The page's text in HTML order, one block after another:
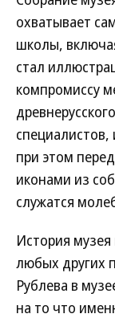
охватывает
школы,
стал
компромиссу
при этом
иконами из
служатся
История
любых других
Рублева в
на то что